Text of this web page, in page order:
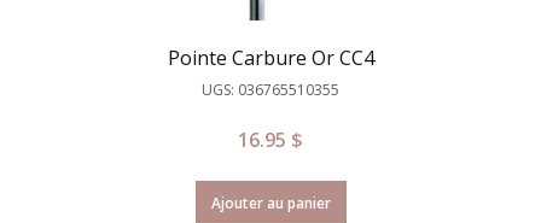
Pointe Carbure Or CC4
UGS: 036765510355
16.95 $
Ajouter au panier